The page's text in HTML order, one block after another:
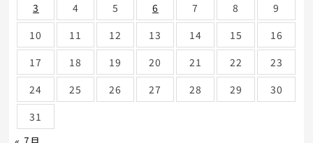
3
4 5 6 7 8
9
10
11 12 13 14 15
16
17
18 19 20 21 22
23
24
25 26 27 28 29
30
31